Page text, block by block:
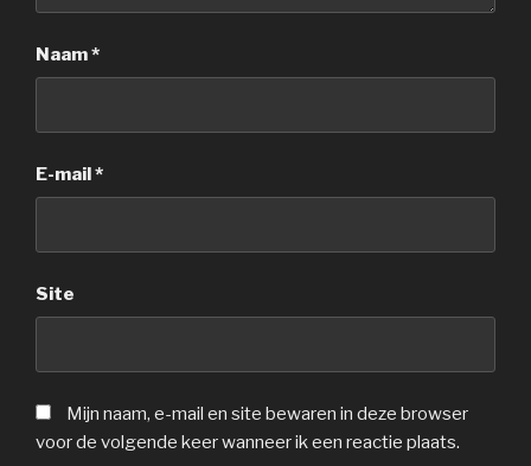
Naam*
E-mail*
Site
Mijn naam, e-mail en site bewaren in deze browser
voor de volgende keer wanneer ik een reactie plaats.